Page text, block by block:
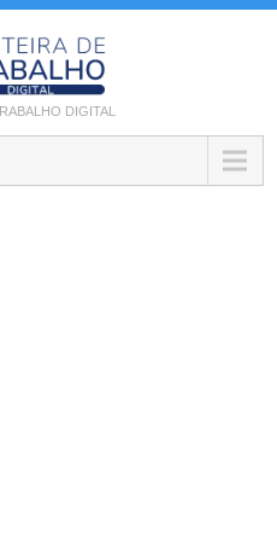
DIGITAL